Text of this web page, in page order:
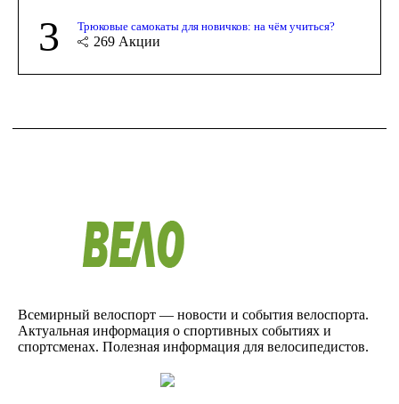
3 Трюковые самокаты для новичков: на чём учиться?
269 Акции
Всемирный велоспорт — новости и события велоспорта.
Актуальная информация о спортивных событиях и
спортсменах. Полезная информация для велосипедистов.